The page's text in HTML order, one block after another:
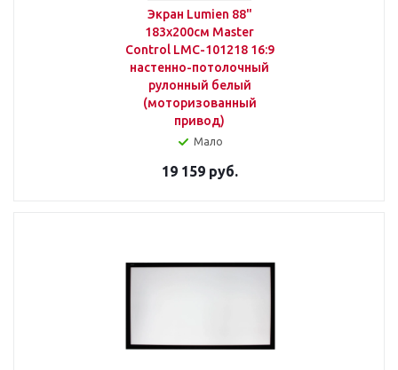
Экран Lumien 88"
183x200см Master
Control LMC-101218 16:9
настенно-потолочный
рулонный белый
(моторизованный
привод)
Мало
19 159 руб.